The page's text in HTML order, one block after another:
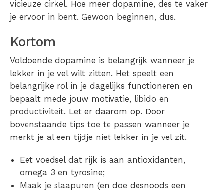
vicieuze cirkel. Hoe meer dopamine, des te vaker
je ervoor in bent. Gewoon beginnen, dus.
Kortom
Voldoende dopamine is belangrijk wanneer je
lekker in je vel wilt zitten. Het speelt een
belangrijke rol in je dagelijks functioneren en
bepaalt mede jouw motivatie, libido en
productiviteit. Let er daarom op. Door
bovenstaande tips toe te passen wanneer je
merkt je al een tijdje niet lekker in je vel zit.
Eet voedsel dat rijk is aan antioxidanten,
omega 3 en tyrosine;
Maak je slaapuren (en doe desnoods een